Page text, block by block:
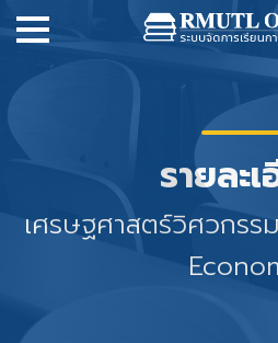
รายละ
เศรษฐศาสตร์วิศวกร